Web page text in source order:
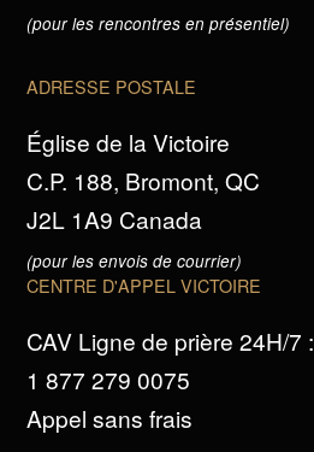
(pour les rencontres en présentiel)
ADRESSE POSTALE
Église de la Victoire
C.P. 188, Bromont, QC
J2L 1A9 Canada
(pour les envois de courrier)
CENTRE D'APPEL VICTOIRE
CAV Ligne de prière 24H/7 :
1 877 279 0075
Appel sans frais